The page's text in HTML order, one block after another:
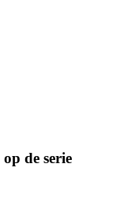
de serie